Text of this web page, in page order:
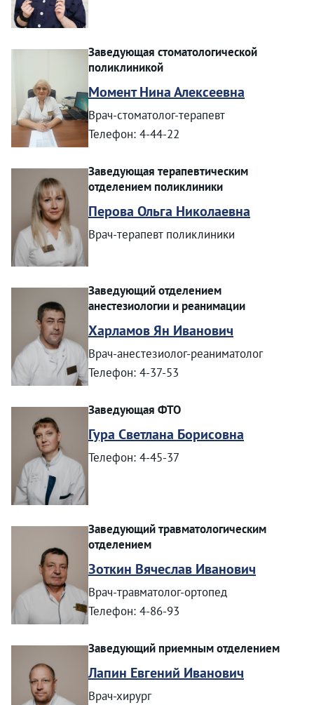
Заведующая стоматологической
поликлиникой
Момент Нина Алексеевна
Врач-стоматолог-терапевт
Телефон: 4-44-22
Заведующая терапевтическим
отделением поликлиники
Перова Ольга Николаевна
Врач-терапевт поликлиники
Заведующий отделением
анестезиологии и реанимации
Харламов Ян Иванович
Врач-анестезиолог-реаниматолог
Телефон: 4-37-53
Заведующая ФТО
Гура Светлана Борисовна
Телефон: 4-45-37
Заведующий травматологическим
отделением
Зоткин Вячеслав Иванович
Врач-травматолог-ортопед
Телефон: 4-86-93
Заведующий приемным отделением
Лапин Евгений Иванович
Врач-хирург